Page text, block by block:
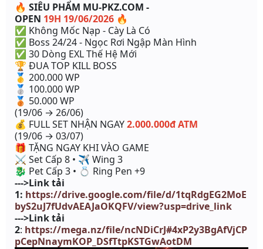
🔥 SIÊU PHẨM MU-PKZ.COM -
OPEN 19H 19/06/2026 🔥
✅ Không Mốc Nạp - Cày Là Có
✅ Boss 24/24 - Ngọc Rơi Ngập Màn Hình
✅ 30 Dòng EXL Thế Hệ Mới
🏆 ĐUA TOP KILL BOSS
🥇 200.000 WP
🥈 100.000 WP
🥉 50.000 WP
(19/06 → 26/06)
💰 FULL SET NHẬN NGAY2.000.000đ ATM
(19/06 → 03/07)
🎁 TẶNG NGAY KHI VÀO GAME
⚔️ Set Cấp 8 • ✈️ Wing 3
🐉 Pet Cấp 3 • 💍 Ring Pen +9
--->Link tải
1: https://drive.google.com/file/d/1tqRdgEG2MoE
byS2uJ7fUdvAEAJaOKQFV/view?usp=drive_link
--->Link tải
2: https://mega.nz/file/ncNDiCrJ#4xP2y3BgAfVjCP
pCepNnaymKOP_DSfTtpKSTGwAotDM